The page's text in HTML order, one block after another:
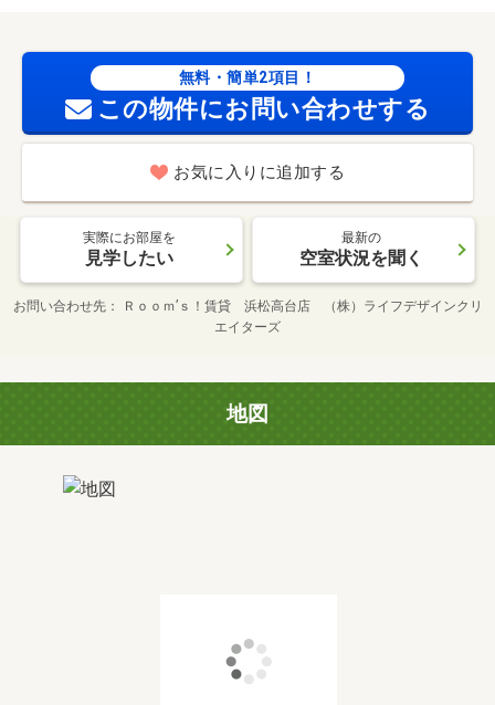
無料・簡単2項目！
この物件にお問い合わせする
お気に入りに追加する
実際にお部屋を
見学したい
最新の
空室状況を聞く
お問い合わせ先
Ｒｏｏｍ’ｓ！賃貸 浜松高台店 （株）ライフデザインクリ
エイターズ
地図